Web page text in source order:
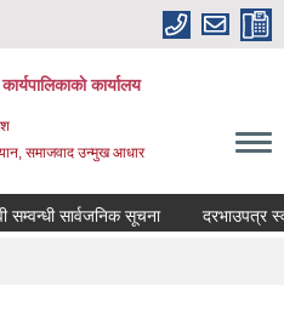
कार्यालय
समाजवाद उन्मुख आधार
सार्वजनिक सूचना दरभाउपत्र